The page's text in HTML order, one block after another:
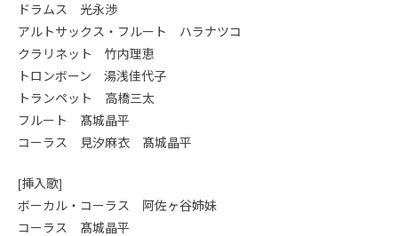
ドラムス 光永渉
アルトサックス・フルート ハラナツコ
クラリネット 竹内理恵
トロンボーン 湯浅佳代子
トランペット 高橋三太
フルート 髙城晶平
コーラス 見汐麻衣 髙城晶平
[挿入歌]
ボーカル・コーラス 阿佐ヶ谷姉妹
コーラス 髙城晶平